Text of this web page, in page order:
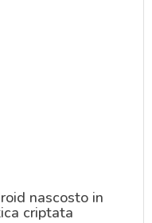
nascosto in
criptata